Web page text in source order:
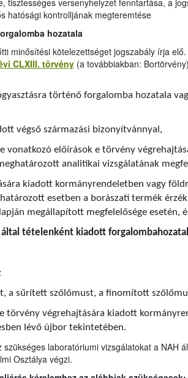
tisztességes versenyhelyzet fenntartása, a
hatósági kontrolljának megteremtése
hozatala
minősítési kötelezettséget jogszabály írja
CLXIII. törvény(a továbbiakban:
történő forgalomba hozatala
végső származási bizonyítvánnyal,
vonatkozó előírások e törvény
analitikai vizsgálatának
kiadott kormányrendeletben vagy
esetben a borászati termék
megállapított megfelelősége esetén,
által tételenként kiadott
a sűrített szőlőmust, a finomított
törvény végrehajtására kiadott
lévő újbor tekintetében.
laboratóriumi vizsgálatokat a NAH
Osztálya végzi.